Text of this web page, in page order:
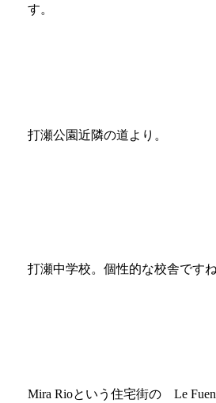
す。
打瀬公園近隣の道より。
打瀬中学校。個性的な校舎です
Mira Rioという住宅街の Le